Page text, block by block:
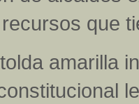
que
amarilla